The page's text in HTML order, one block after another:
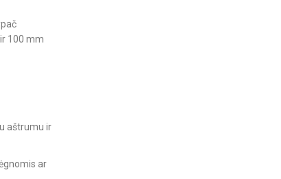
100 mm
aštrumu ir
ar